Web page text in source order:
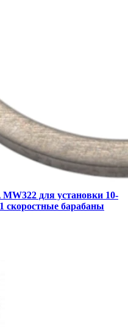
для установки 10-
скоростные барабаны